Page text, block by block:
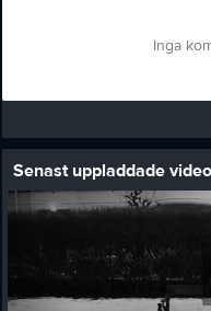
Inga
Senast uppladdade video